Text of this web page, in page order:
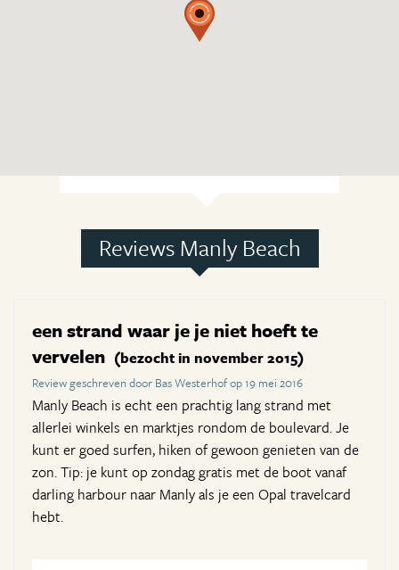
Reviews Manly Beach
een strand waar je je niet hoeft te
vervelen (bezocht in november 2015)
Review geschreven door Bas Westerhof op 19 mei 2016
Manly Beach is echt een prachtig lang strand met
allerlei winkels en marktjes rondom de boulevard. Je
kunt er goed surfen, hiken of gewoon genieten van de
zon. Tip: je kunt op zondag gratis met de boot vanaf
darling harbour naar Manly als je een Opal travelcard
hebt.